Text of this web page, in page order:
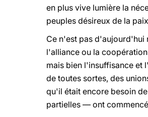
en plus vive lumière la
peuples désireux de la
Ce n'est pas d'aujourd'hui
l'alliance ou la
mais bien l'insuffisance et
de toutes sortes, des
qu'il était encore besoin
partielles — ont